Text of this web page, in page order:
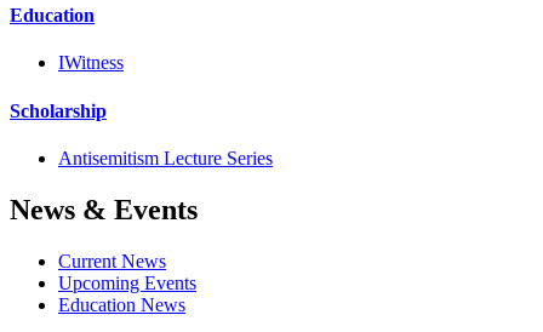
Education
IWitness
Scholarship
Antisemitism Lecture Series
News & Events
Current News
Upcoming Events
Education News